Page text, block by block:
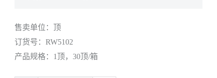
售卖单位：
顶
订货号： RW5102
产品规格： 1顶，30顶/箱